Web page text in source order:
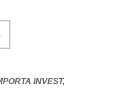
INVEST,